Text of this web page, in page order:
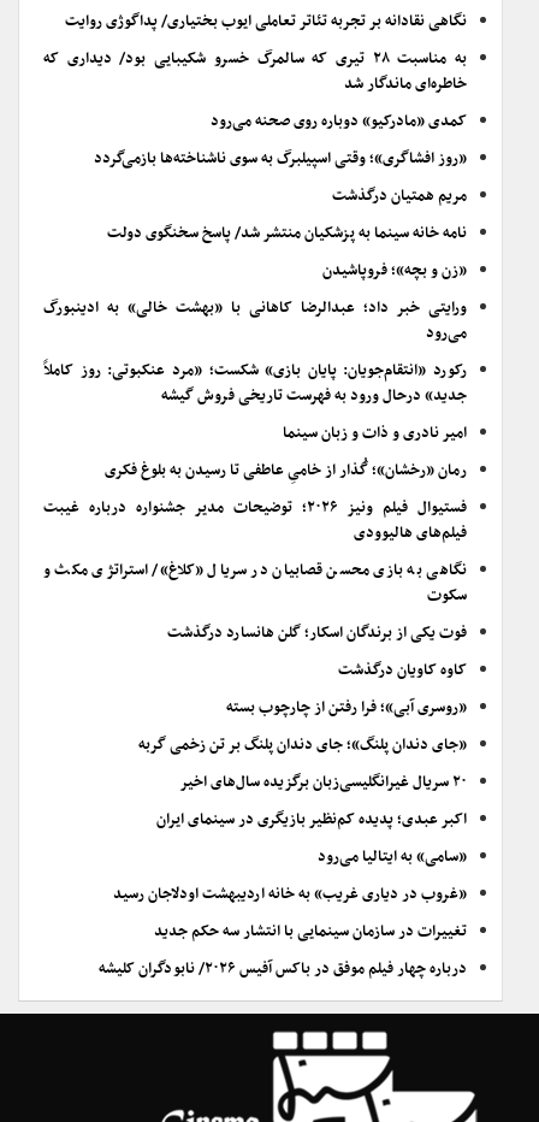
نگاهی نقادانه بر تجربه تئاتر تعاملی ایوب بختیاری/ پداگوژی روایت
به مناسبت ۲۸ تیری که سالمرگ خسرو شکیبایی بود/ دیداری که
خاطره‌ای ماندگار شد
کمدی «مادرکیو» دوباره روی صحنه می‌رود
«روز افشاگری»؛ وقتی اسپیلبرگ به سوی ناشناخته‌ها بازمی‌گردد
مریم همتیان درگذشت
نامه خانه سینما به پزشکیان منتشر شد/ پاسخ سخنگوی دولت
«زن و بچه»؛ فروپاشیدن
ورایتی خبر داد؛ عبدالرضا کاهانی با «بهشت خالی» به ادینبورگ
می‌رود
رکورد «انتقام‌جویان: پایان بازی» شکست؛ «مرد عنکبوتی: روز کاملاً
جدید» درحال ورود به فهرست تاریخی فروش گیشه
امیر نادری و ذات و زبان سینما
رمان «رخشان»؛ گُذار از خامیِ عاطفی تا رسیدن به بلوغ فکری
فستیوال فیلم ونیز ۲۰۲۶؛ توضیحات مدیر جشنواره درباره غیبت
فیلم‌های هالیوودی
نگاهی به بازی محسن قصابیان در سریال «کلاغ»/ استراتژی مکث و
سکوت
فوت یکی از برندگان اسکار؛ گلن هانسارد درگذشت
کاوه کاویان درگذشت
«روسری آبی»؛ فرا رفتن از چارچوب بسته
«جای دندان پلنگ»؛ جای دندان پلنگ بر تن زخمی گربه
۲۰ سریال غیرانگلیسی‌زبان برگزیده سال‌های اخیر
اکبر عبدی؛ پدیده کم‌نظیر بازیگری در سینمای ایران
«سامی» به ایتالیا می‌رود
«غروب در دیاری غریب» به خانه اردیبهشت اودلاجان رسید
تغییرات در سازمان سینمایی با انتشار سه حکم جدید
درباره چهار فیلم موفق در باکس آفیس ۲۰۲۶/ نابودگران کلیشه